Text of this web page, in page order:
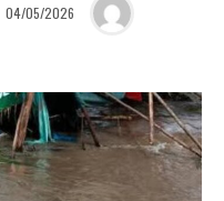
04/05/2026